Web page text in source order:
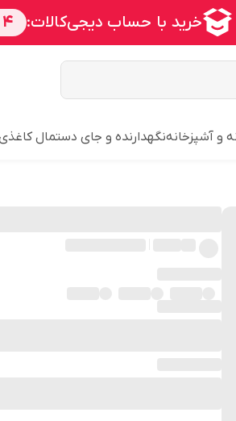
و آشپزخانهنگهدارنده و جای دستمال